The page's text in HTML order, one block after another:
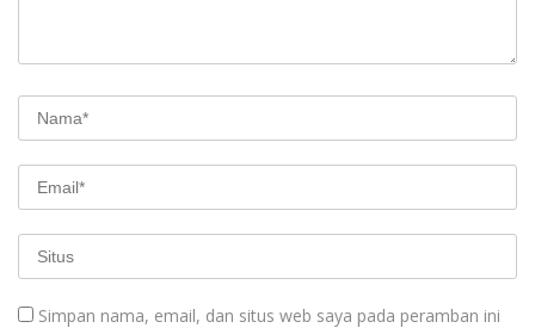
Simpan nama, email, dan situs web saya pada peramban ini